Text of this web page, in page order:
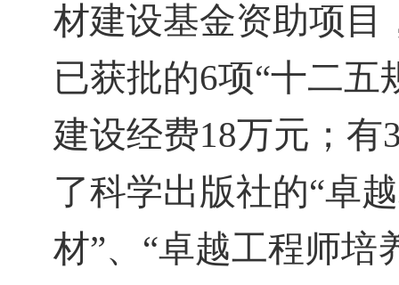
材建设基金资助项目
已获批的6项“十二五
建设经费18万元；有
了科学出版社的“卓
材”、“卓越工程师培